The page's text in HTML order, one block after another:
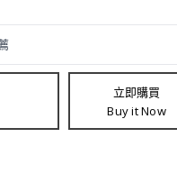
立即購買
Buy it Now